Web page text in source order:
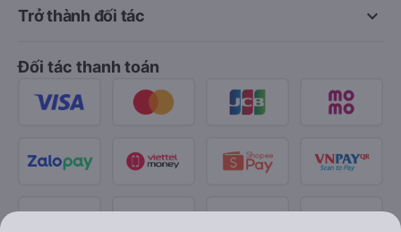
keyboard_arrow_down
Trở thành đối tác
Đối tác thanh toán